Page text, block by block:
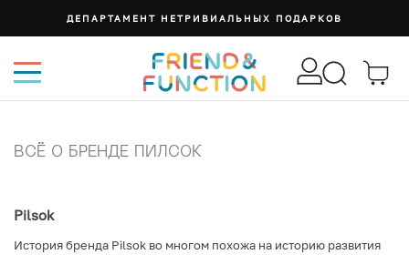
ДЕПАРТАМЕНТ НЕТРИВИАЛЬНЫХ ПОДАРКОВ
ВСЁ О БРЕНДЕ ПИЛСОК
Pilsok
История бренда Pilsok во многом похожа на историю развития